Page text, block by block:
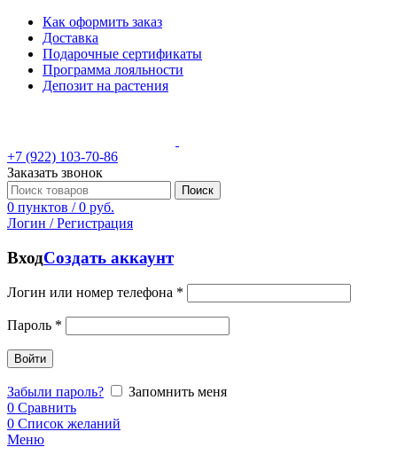
Как оформить заказ
Доставка
Подарочные сертификаты
Программа лояльности
Депозит на растения
+7 (922) 103-70-86
Заказать звонок
Поиск
0 пунктов / 0 руб.
Логин / Регистрация
ВходСоздать аккаунт
Логин или номер телефона *
Пароль *
Войти
Забыли пароль?
Запомнить меня
0 Сравнить
0 Список желаний
Меню